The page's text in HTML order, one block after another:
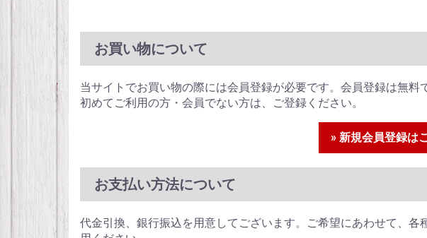
お買い物について
当サイトでお買い物の際には会員登録が必要です。会員登録は無料
初めてご利用の方・会員でない方は、ご登録ください。
» 新規会員登録は
お支払い方法について
代金引換、銀行振込を用意してございます。ご希望にあわせて、各